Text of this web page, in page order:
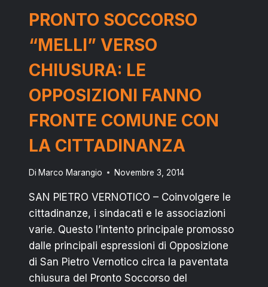
GLI
DEL
PRONTO SOCCORSO
“MELLI” VERSO
CHIUSURA: LE
OPPOSIZIONI FANNO
FRONTE COMUNE CON
LA CITTADINANZA
Di Marco Marangio Novembre 3, 2014
SAN PIETRO VERNOTICO – Coinvolgere le
cittadinanze, i sindacati e le associazioni
varie. Questo l’intento principale promosso
dalle principali espressioni di Opposizione
di San Pietro Vernotico circa la paventata
chiusura del Pronto Soccorso del